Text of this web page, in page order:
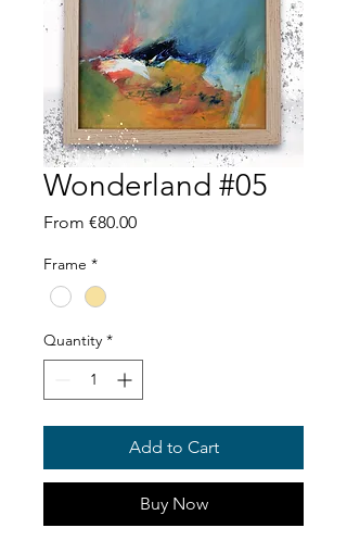
Wonderland #05
From €80.00Sale
Frame *
Quantity *
Add to Cart
Buy Now